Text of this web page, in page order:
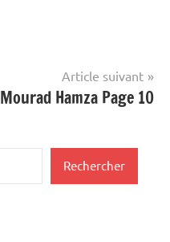
Article suivant
Mourad Hamza Page 10
Rechercher